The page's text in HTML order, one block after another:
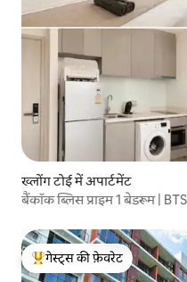
ख्लोंग टोई में अपार्टमेंट
बैंकॉक ब्लिस प्राइम 1 बेडरूम |
गेस्ट्स का टॉप फ़ेवरेट
गेस्ट्स की फ़ेवरेट